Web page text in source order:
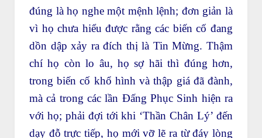
đúng là họ nghe một mệnh lệnh; đơn giản là
vì họ chưa hiểu được rằng các biến cố đang
dồn dập xảy ra đích thị là Tin Mừng. Thậm
chí họ còn lo âu, họ sợ hãi thì đúng hơn,
trong biến cố khổ hình và thập giá đã đành,
mà cả trong các lần Đấng Phục Sinh hiện ra
với họ; phải đợi tới khi ‘Thần Chân Lý’ đến
dạy đỗ trực tiếp, họ mới vỡ lẽ ra từ đáy lòng